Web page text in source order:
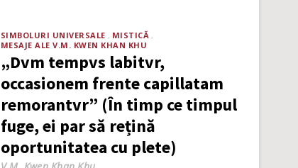
SIMBOLURI UNIVERSALE
MISTICĂ
MESAJE ALE V.M. KWEN KHAN KHU
„Dvm tempvs labitvr,
occasionem frente capillatam
remorantvr” (În timp ce timpul
fuge, ei par să rețină
oportunitatea cu plete)